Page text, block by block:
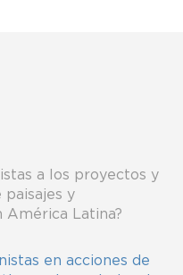
a los proyectos y
paisajes y
América Latina?
en acciones de